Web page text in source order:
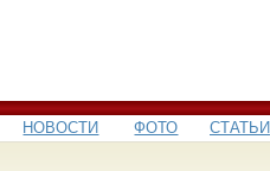
НОВОСТИ ФОТО СТАТЬИ